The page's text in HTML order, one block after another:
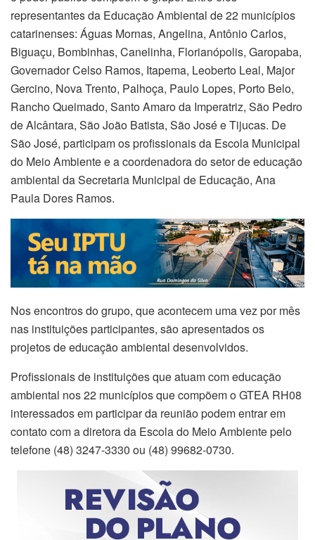
representantes da Educação Ambiental de 22 municípios
catarinenses: Águas Mornas, Angelina, Antônio Carlos,
Biguaçu, Bombinhas, Canelinha, Florianópolis, Garopaba,
Governador Celso Ramos, Itapema, Leoberto Leal, Major
Gercino, Nova Trento, Palhoça, Paulo Lopes, Porto Belo,
Rancho Queimado, Santo Amaro da Imperatriz, São Pedro
de Alcântara, São João Batista, São José e Tijucas. De
São José, participam os profissionais da Escola Municipal
do Meio Ambiente e a coordenadora do setor de educação
ambiental da Secretaria Municipal de Educação, Ana
Paula Dores Ramos.
Nos encontros do grupo, que acontecem uma vez por mês
nas instituições participantes, são apresentados os
projetos de educação ambiental desenvolvidos.
Profissionais de instituições que atuam com educação
ambiental nos 22 municípios que compõem o GTEA RH08
interessados em participar da reunião podem entrar em
contato com a diretora da Escola do Meio Ambiente pelo
telefone (48) 3247-3330 ou (48) 99682-0730.